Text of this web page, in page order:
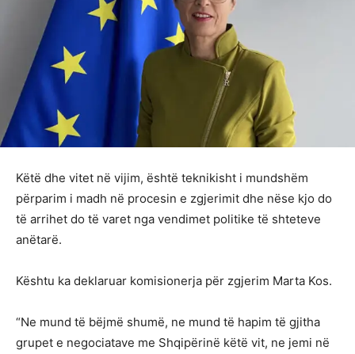
Këtë dhe vitet në vijim, është teknikisht i mundshëm
përparim i madh në procesin e zgjerimit dhe nëse kjo do
të arrihet do të varet nga vendimet politike të shteteve
anëtarë.
Kështu ka deklaruar komisionerja për zgjerim Marta Kos.
“Ne mund të bëjmë shumë, ne mund të hapim të gjitha
grupet e negociatave me Shqipërinë këtë vit, ne jemi në